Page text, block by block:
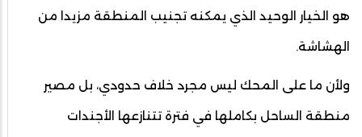
هو الخيار الوحيد الذي يمكنه تجنيب المنطقة مزيدا من
الهشاشة.
ولأن ما على المحك ليس مجرد خلاف حدودي، بل مصير
منطقة الساحل بكاملها في فترة تتنازعها الأجندات